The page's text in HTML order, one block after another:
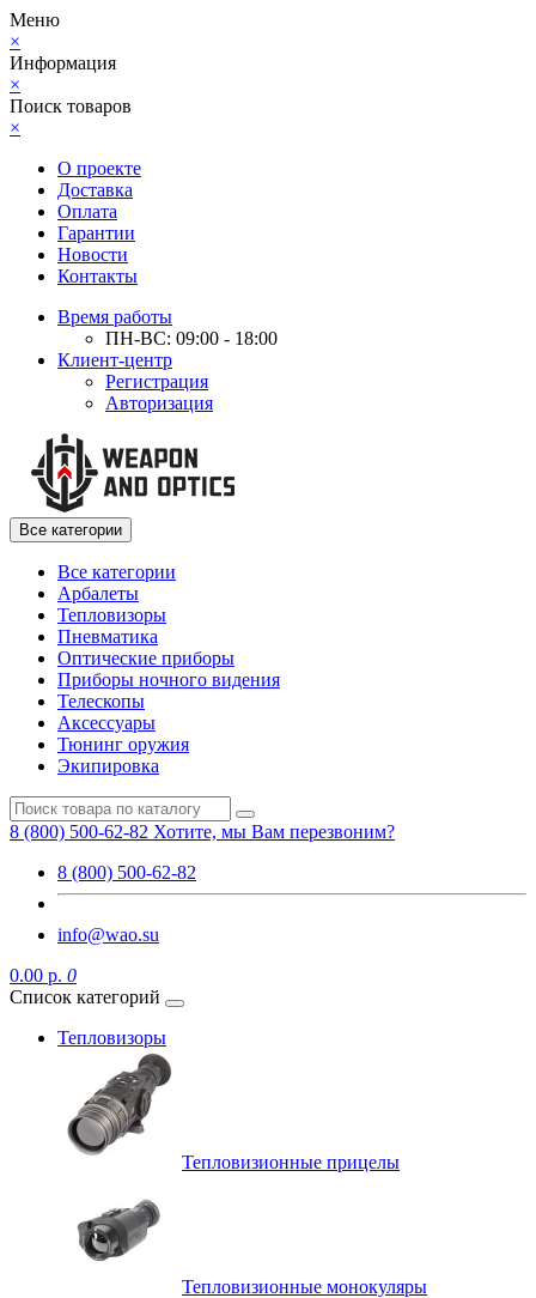
Меню
×
Информация
×
Поиск товаров
×
О проекте
Доставка
Оплата
Гарантии
Новости
Контакты
Время работы
ПН-ВС: 09:00 - 18:00
Клиент-центр
Регистрация
Авторизация
Все категории
Все категории
Арбалеты
Тепловизоры
Пневматика
Оптические приборы
Приборы ночного видения
Телескопы
Аксессуары
Тюнинг оружия
Экипировка
8 (800) 500-62-82 Хотите, мы Вам перезвоним?
8 (800) 500-62-82
info@wao.su
0.00 р. 0
Список категорий
Тепловизоры
Тепловизионные прицелы
Тепловизионные монокуляры